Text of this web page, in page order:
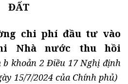
ĐẤT
chi phí đầu tư vào
Nhà nước thu hồi
b khoản 2 Điều 17 Nghị định
15/7/2024 của Chính phủ)